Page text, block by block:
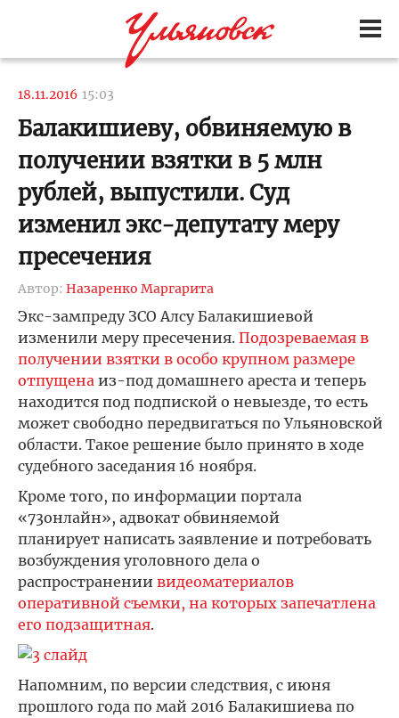
18.11.2016 15:03
Балакишиеву, обвиняемую в
получении взятки в 5 млн
рублей, выпустили. Суд
изменил экс-депутату меру
пресечения
Автор: Назаренко Маргарита
Экс-зампреду ЗСО Алсу Балакишиевой
изменили меру пресечения. Подозреваемая в
получении взятки в особо крупном размере
отпущена из-под домашнего ареста и теперь
находится под подпиской о невыезде, то есть
может свободно передвигаться по Ульяновской
области. Такое решение было принято в ходе
судебного заседания 16 ноября.
Кроме того, по информации портала
«73онлайн», адвокат обвиняемой
планирует написать заявление и потребовать
возбуждения уголовного дела о
распространении видеоматериалов
оперативной съемки, на которых запечатлена
его подзащитная.
Напомним, по версии следствия, с июня
прошлого года по май 2016 Балакишиева по